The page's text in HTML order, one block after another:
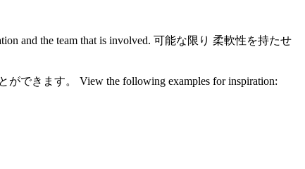
and the team that is involved. 可能な限り 柔軟性を持たせ
きます。 View the following examples for inspiration: